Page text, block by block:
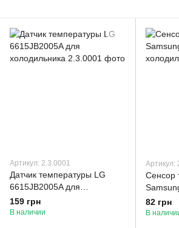
Артикул: 2.3.0001
Датчик температуры LG
6615JB2005A для
холодильника
159 грн
В наличии
Артикул:
Сенсор
82 грн
В